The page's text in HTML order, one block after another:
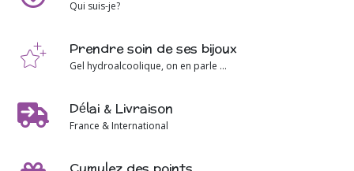
Qui suis-je?
Prendre soin de ses bijoux
Gel hydroalcoolique, on en parle ...
Délai & Livraison
France & International